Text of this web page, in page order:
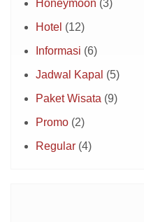
Honeymoon (3)
Hotel (12)
Informasi (6)
Jadwal Kapal (5)
Paket Wisata (9)
Promo (2)
Regular (4)